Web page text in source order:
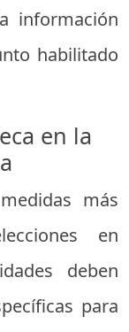
información
habilitado
en la
más
en
deben
para